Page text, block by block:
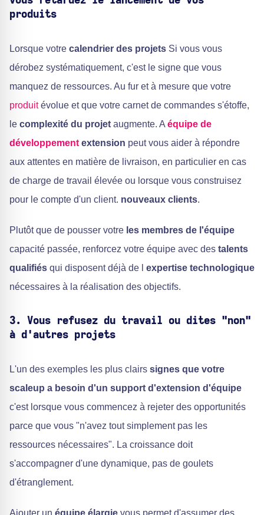
produits
Lorsque votre calendrier des projets Si vous vous
dérobez systématiquement, c'est le signe que vous
manquez de ressources. Au fur et à mesure que votre
produitévolue et que votre carnet de commandes s'étoffe,
le complexité du projet augmente. A équipe de
développement extension peut vous aider à répondre
aux attentes en matière de livraison, en particulier en cas
de charge de travail élevée ou lorsque vous construisez
pour le compte d'un client. nouveaux clients.
Plutôt que de pousser votre les membres de l'équipe
capacité passée, renforcez votre équipe avec des talents
qualifiés qui disposent déjà de l expertise technologique
nécessaires à la réalisation des objectifs.
3. Vous refusez du travail ou dites "non"
à d'autres projets
L'un des exemples les plus clairs signes que votre
scaleup a besoin d'un support d'extension d'équipe
c'est lorsque vous commencez à rejeter des opportunités
parce que vous "n'avez tout simplement pas les
ressources nécessaires". La croissance doit
s'accompagner d'une dynamique, pas de goulets
d'étranglement.
Ajouter un équipe élargie vous permet d'assumer des